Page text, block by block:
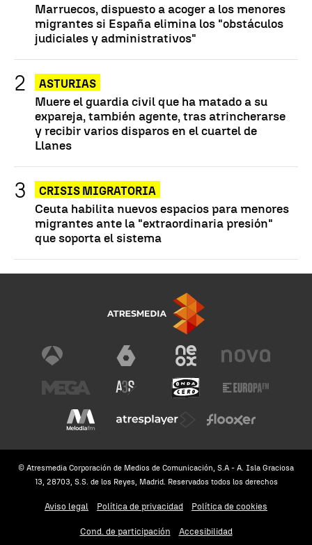
Marruecos, dispuesto a acoger a los menores
migrantes si España elimina los "obstáculos
judiciales y administrativos"
ASTURIAS
Muere el guardia civil que ha matado a su
expareja, también agente, tras atrincherarse
y recibir varios disparos en el cuartel de
Llanes
CRISIS MIGRATORIA
Ceuta habilita nuevos espacios para menores
migrantes ante la "extraordinaria presión"
que soporta el sistema
© Atresmedia Corporación de Medios de Comunicación, S.A - A. Isla Graciosa
13, 28703, S.S. de los Reyes, Madrid. Reservados todos los derechos
Aviso legal Política de privacidad Política de cookies
Cond. de participación Accesibilidad